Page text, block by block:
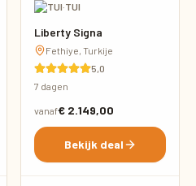
·TUI
Liberty Signa
Fethiye, Turkije
5,0
7 dagen
vanaf€ 2.149,00
Bekijk deal